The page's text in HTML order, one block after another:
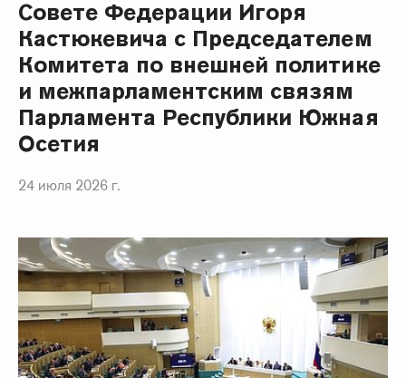
Совете Федерации Игоря
Кастюкевича с Председателем
Комитета по внешней политике
и межпарламентским связям
Парламента Республики Южная
Осетия
24 июля 2026 г.